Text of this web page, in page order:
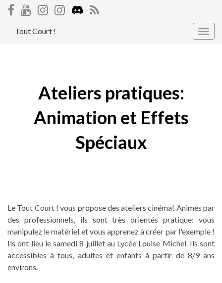
Tout Court !
Ateliers pratiques:
Animation et Effets
Spéciaux
Le Tout Court ! vous propose des ateliers cinéma! Animés par
des professionnels, ils sont très orientés pratique: vous
manipulez le matériel et vous apprenez à créer par l'exemple !
Ils ont lieu le samedi 8 juillet au Lycée Louise Michel. Ils sont
accessibles à tous, adultes et enfants à partir de 8/9 ans
environs.